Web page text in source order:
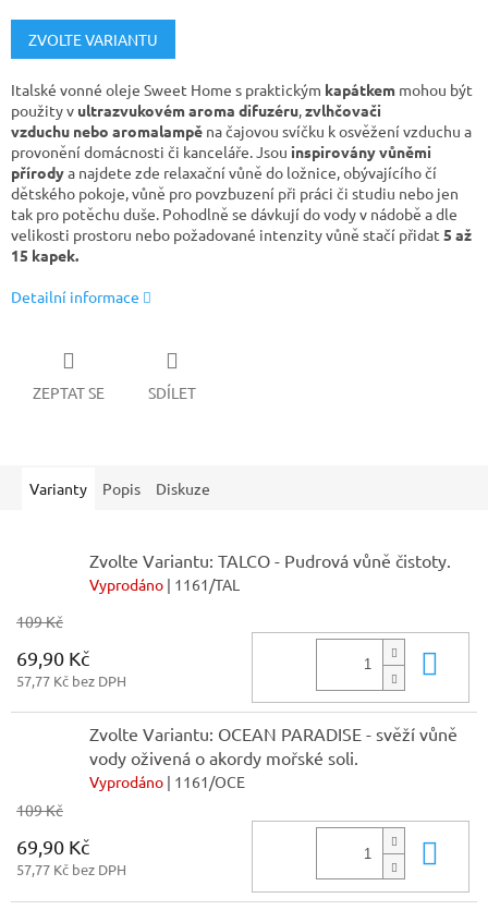
Měrná
cena:
ZVOLTE VARIANTU
Italské vonné oleje Sweet Home s praktickým kapátkem mohou být
použity v ultrazvukovém aroma difuzéru,zvlhčovači
vzduchu nebo aromalampě na čajovou svíčku k osvěžení vzduchu a
provonění domácnosti či kanceláře. Jsou inspirovány vůněmi
přírodya najdete zde relaxační vůně do ložnice, obývajícího čí
dětského pokoje, vůně pro povzbuzení při práci či studiu nebo jen
tak pro potěchu duše. Pohodlně se dávkují do vody v nádobě a dle
velikosti prostoru nebo požadované intenzity vůně stačí přidat 5 až
15 kapek.
Detailní informace
ZEPTAT SE SDÍLET
Varianty Popis Diskuze
Zvolte Variantu: TALCO - Pudrová vůně čistoty.
Vyprodáno | 1161/TAL
109 Kč
69,90 Kč
57,77 Kč bez DPH
Zvolte Variantu: OCEAN PARADISE - svěží vůně
vody oživená o akordy mořské soli.
Vyprodáno | 1161/OCE
109 Kč
69,90 Kč
57,77 Kč bez DPH